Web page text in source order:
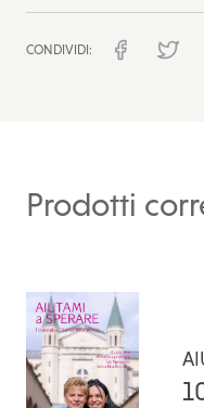
CONDIVIDI:
Prodotti